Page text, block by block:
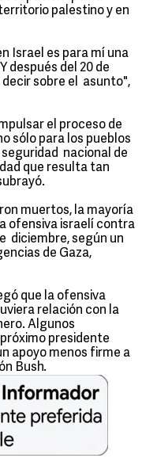
palestino y en
Israel es para mí una
después del 20 de
sobre el asunto",
el proceso de
sólo para los pueblos
nacional de
que resulta tan
muertos, la mayoría
ofensiva israelí contra
diciembre, según un
de Gaza,
que la ofensiva
relación con la
Algunos
presidente
apoyo menos firme a
Bush.